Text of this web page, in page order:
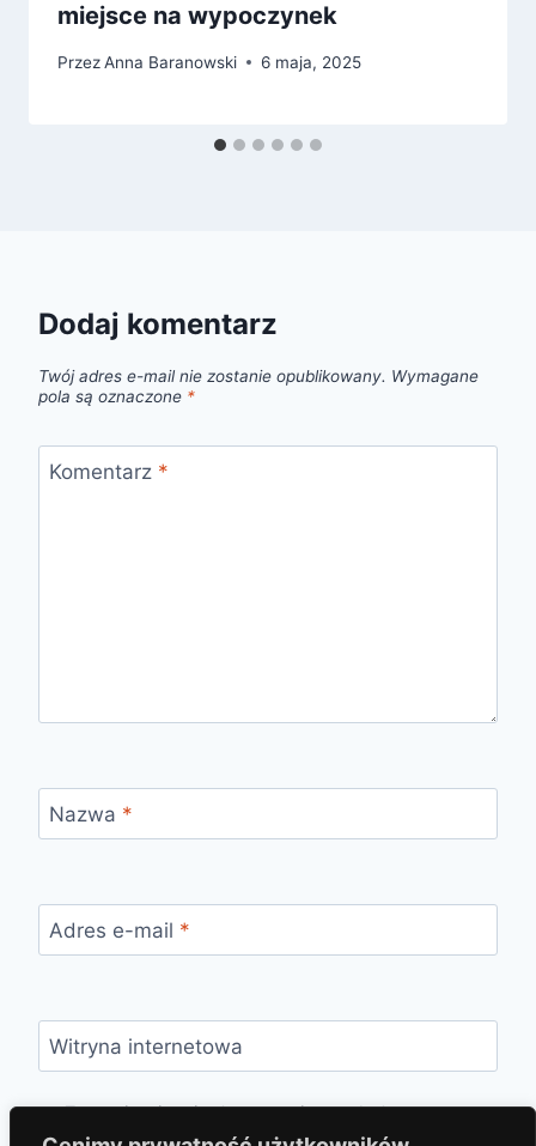
miejsce na wypoczynek
PrzezAnna Baranowski 6 maja, 2025
Dodaj komentarz
Twój adres e-mail nie zostanie opublikowany. Wymagane
pola są oznaczone *
Komentarz *
Nazwa *
Adres e-mail *
Witryna internetowa
Zapamiętaj moje dane w tej przeglądarce
podczas pisania kolejnych komentarzy.